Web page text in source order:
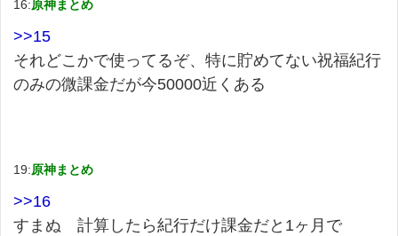
16:原神まとめ
>>15
それどこかで使ってるぞ、特に貯めてない祝福紀行
のみの微課金だが今50000近くある
19:原神まとめ
>>16
すまぬ 計算したら紀行だけ課金だと1ヶ月で